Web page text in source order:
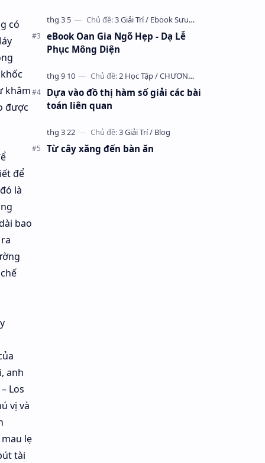
có
khâm
được
để
là
bao
anh
Los
vị và
lẹ
tài
eBook Oan Gia Ngõ Hẹp - Dạ Lễ
Phục Mông Diện
Dựa vào đồ thị hàm số giải các bài
toán liên quan
Từ cây xăng đến bàn ăn